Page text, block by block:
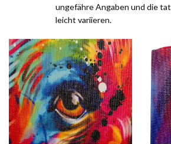
ungefähre Angaben und die
leicht variieren.